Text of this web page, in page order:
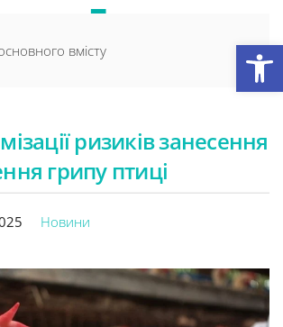
вмісту
ризиків занесення
грипу птиці
Новини